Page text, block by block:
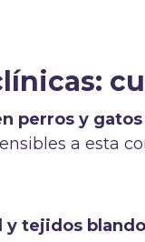
perros y
a esta
y tejidos